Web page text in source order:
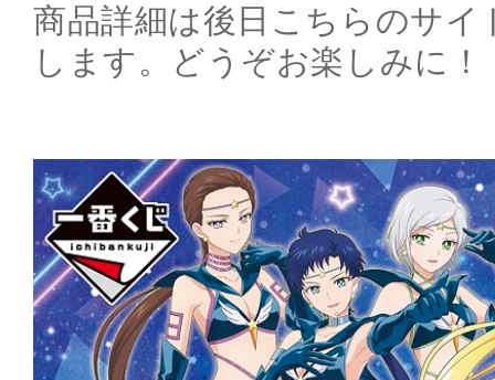
商品詳細は後日こちらのサ
します。どうぞお楽しみに！